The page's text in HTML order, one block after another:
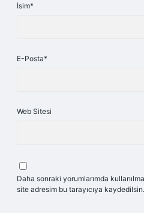
İsim*
E-Posta*
Web Sitesi
Daha sonraki yorumlarımda
site adresim bu tarayıcıya kaydedilsin.